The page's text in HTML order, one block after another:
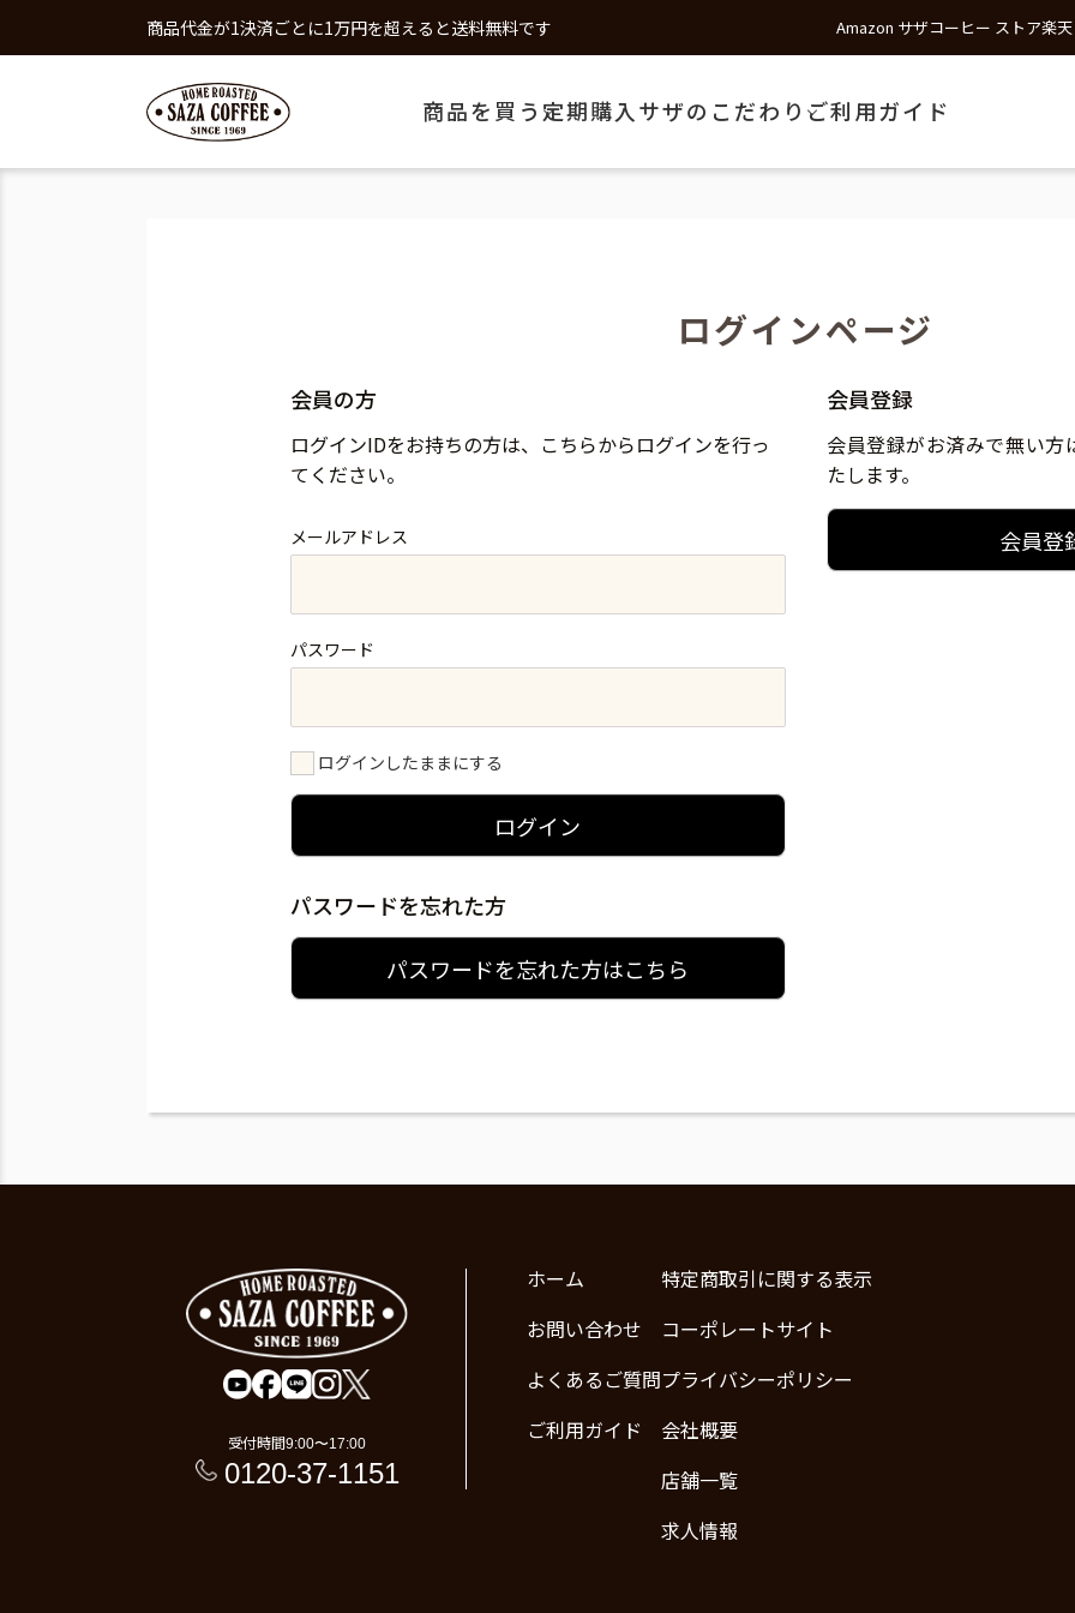
商品代金が1決済ごとに1万円を超えると送料無料です Amazon サザコーヒー ストア楽
商品を買う 定期購入 サザのこだわり ご利用ガイド
ログインページ
会員の方
ログインIDをお持ちの方は、こちらからログインを行っ
てください。
メールアドレス
パスワード
ログインしたままにする
ログイン
パスワードを忘れた方
パスワードを忘れた方はこちら
会員登録
会員登録がお済みで無い
たします。
会員登
受付時間9:00〜17:00
0120-37-1151
ホーム
お問い合わせ
よくあるご質問
ご利用ガイド
特定商取引に関する表示
コーポレートサイト
プライバシーポリシー
会社概要
店舗一覧
求人情報